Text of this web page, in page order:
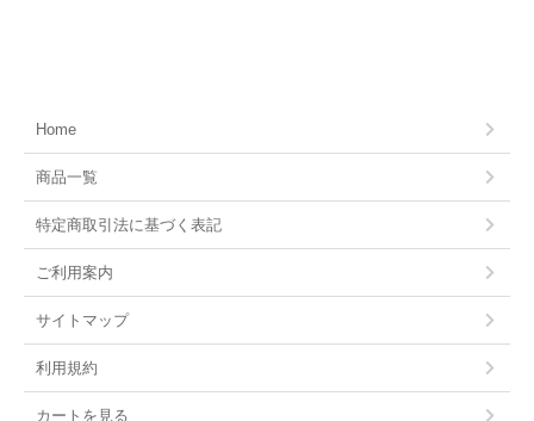
Home
商品一覧
特定商取引法に基づく表記
ご利用案内
サイトマップ
利用規約
カートを見る